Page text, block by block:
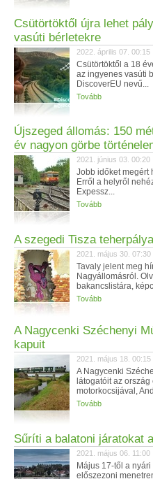
Csütörtöktől újra lehet
vasúti bérletekre
2022. április 07. 00:15
Csütörtöktől a 18
az ingyenes vasúti
DiscoverEU nevű...
Tovább
Újszeged állomás: 150
év nagyon görbe
2021. június 03. 00:20
Jobb időket megért
Erről a helyről
Expessz...
Tovább
A szegedi Tisza
2021. május 30. 07:30
Tavaly jelent meg
Nagyállomásról.
bakancslistára,
Tovább
A Nagycenki Széchenyi
kapuit
2021. május 18. 00:15
A Nagycenki
látogatóit az
motorkocsijával,
Tovább
Sűríti a balatoni járatokat
2021. május 06. 11:00
​Május 17-től a
előszezoni